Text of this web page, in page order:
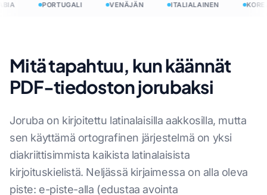
PORTUGALI VENÄJÄN ITALIALAINEN
Mitä tapahtuu, kun käännät
PDF-tiedoston jorubaksi
Joruba on kirjoitettu latinalaisilla aakkosilla, mutta
sen käyttämä ortografinen järjestelmä on yksi
diakriittisimmista kaikista latinalaisista
kirjoituskielistä. Neljässä kirjaimessa on alla oleva
piste: e-piste-alla (edustaa avointa